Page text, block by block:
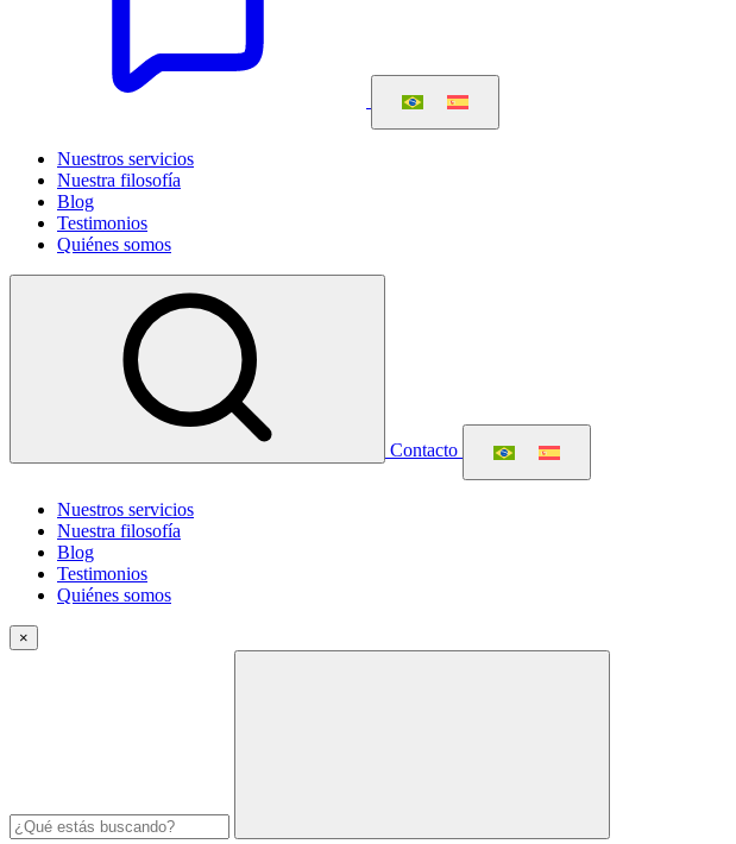
Nuestros servicios
Nuestra filosofía
Blog
Testimonios
Quiénes somos
Contacto
Nuestros servicios
Nuestra filosofía
Blog
Testimonios
Quiénes somos
×